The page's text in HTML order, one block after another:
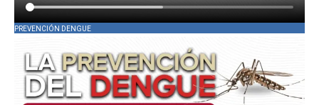
PREVENCIÓN DENGUE